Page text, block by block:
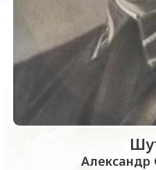
Александр